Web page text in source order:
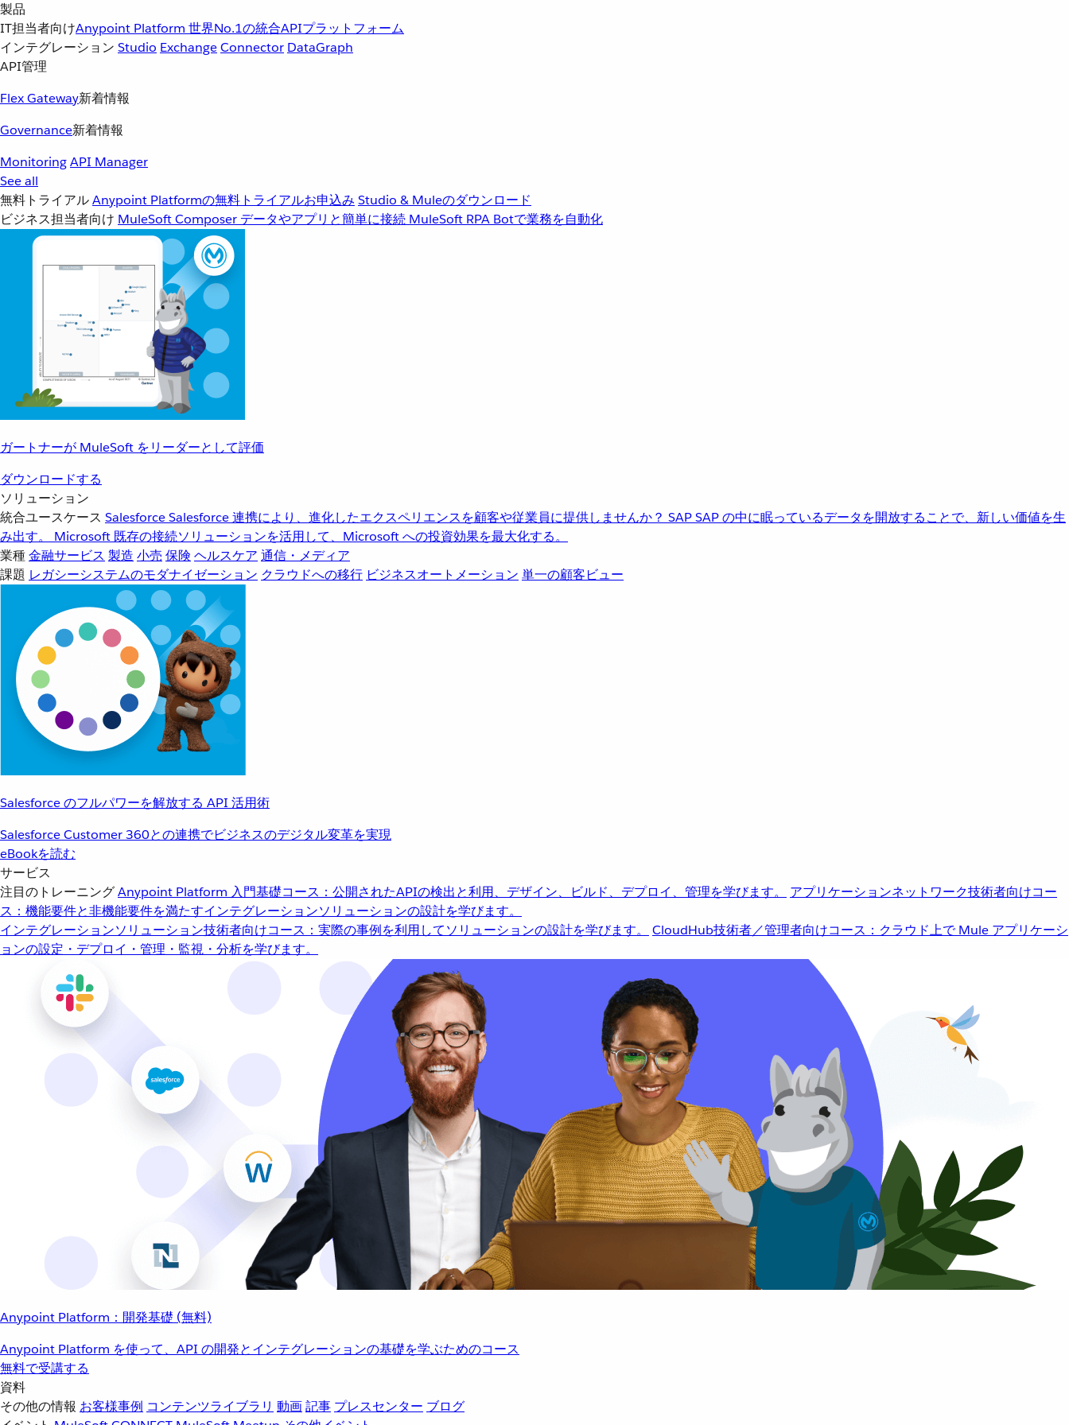
製品
IT担当者向けAnypoint Platform 世界No.1の統合APIプラットフォーム
インテグレーション Studio ExchangeConnector DataGraph
API管理
Flex Gateway新着情報
Governance新着情報
MonitoringAPI Manager
See all
無料トライアルAnypoint Platformの無料トライアルお申込み Studio & Muleのダウンロード
ビジネス担当者向け MuleSoft Composer データやアプリと簡単に接続 MuleSoft RPA Botで業務を自動化
ガートナーが MuleSoft をリーダーとして評価
ダウンロードする
ソリューション
統合ユースケース SalesforceSalesforce 連携により、進化したエクスペリエンスを顧客や従業員に提供しませんか？ SAPSAP の中に眠っているデータを開放することで、新しい価値を生
み出す。
Microsoft 既存の接続ソリューションを活用して、Microsoft への投資効果を最大化する。
業種金融サービス 製造 小売 保険 ヘルスケア 通信・メディア
課題 レガシーシステムのモダナイゼーション クラウドへの移行 ビジネスオートメーション 単一の顧客ビュー
Salesforce のフルパワーを解放する API 活用術
Salesforce Customer 360との連携でビジネスのデジタル変革を実現
eBookを読む
サービス
注目のトレーニングAnypoint Platform 入門基礎コース：公開されたAPIの検出と利用、デザイン、ビルド、デプロイ、管理を学びます。 アプリケーションネットワーク技術者向けコー
ス：機能要件と非機能要件を満たすインテグレーションソリューションの設計を学びます。
インテグレーションソリューション技術者向けコース：実際の事例を利用してソリューションの設計を学びます。 CloudHub技術者／管理者向けコース：クラウド上で Mule アプリケーシ
ョンの設定・デプロイ・管理・監視・分析を学びます。
Anypoint Platform：開発基礎 (無料)
Anypoint Platform を使って、API の開発とインテグレーションの基礎を学ぶためのコース
無料で受講する
資料
その他の情報 お客様事例 コンテンツライブラリ 動画記事 プレスセンター ブログ